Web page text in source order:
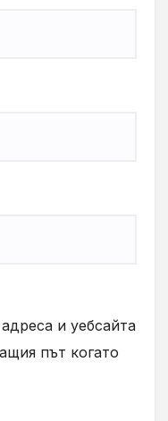
и уебсайта
път когато